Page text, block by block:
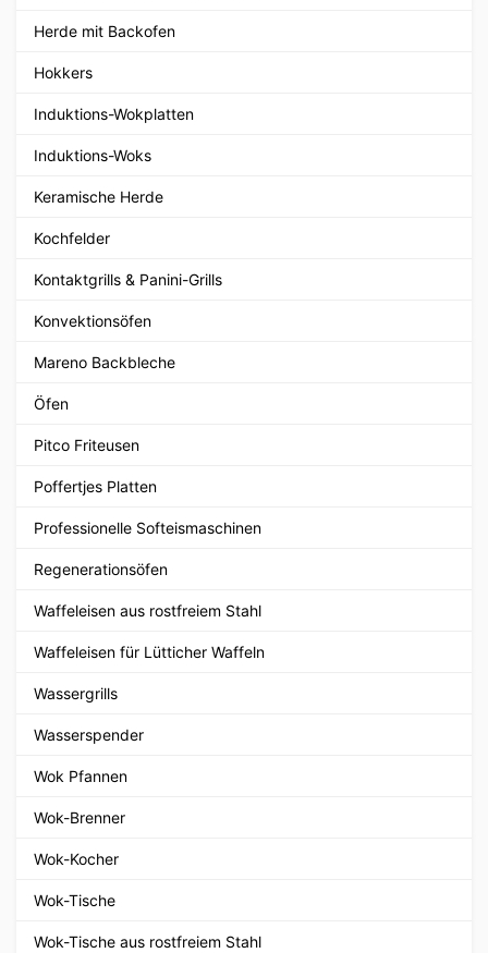
Herde mit Backofen
Hokkers
Induktions-Wokplatten
Induktions-Woks
Keramische Herde
Kochfelder
Kontaktgrills & Panini-Grills
Konvektionsöfen
Mareno Backbleche
Öfen
Pitco Friteusen
Poffertjes Platten
Professionelle Softeismaschinen
Regenerationsöfen
Waffeleisen aus rostfreiem Stahl
Waffeleisen für Lütticher Waffeln
Wassergrills
Wasserspender
Wok Pfannen
Wok-Brenner
Wok-Kocher
Wok-Tische
Wok-Tische aus rostfreiem Stahl